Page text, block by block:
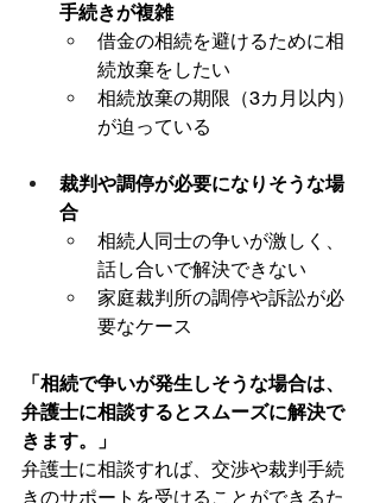
手続きが複雑
借金の相続を避けるために相
続放棄をしたい
相続放棄の期限（3カ月以内）
が迫っている
裁判や調停が必要になりそうな場
合
相続人同士の争いが激しく、
話し合いで解決できない
家庭裁判所の調停や訴訟が必
要なケース
「相続で争いが発生しそうな場合は、
弁護士に相談するとスムーズに解決で
きます。」
弁護士に相談すれば、交渉や裁判手続
きのサポートを受けることができるた